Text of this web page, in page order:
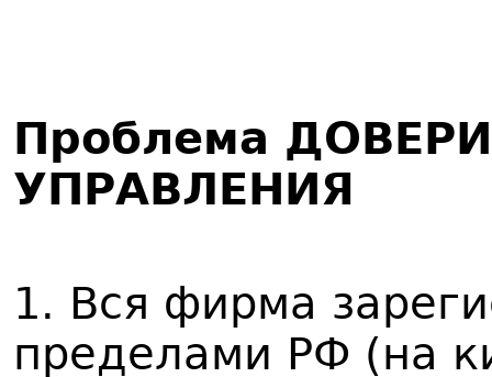
Проблема
УПРАВЛЕНИЯ
1. Вся фирма
пределами РФ (на